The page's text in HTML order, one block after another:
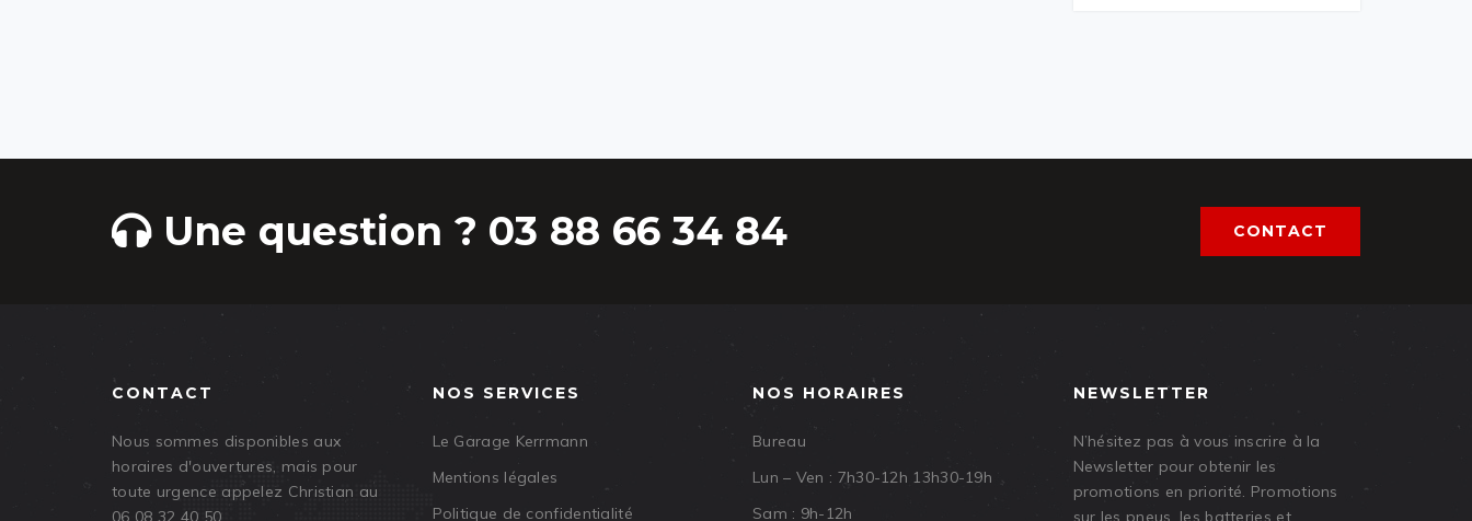
Une question ? 03 88 66 34 84 CONTACT
CONTACT
Nous sommes disponibles aux
horaires d'ouvertures, mais pour
toute urgence appelez Christian au
06 08 32 40 50
NOS SERVICES
Le Garage Kerrmann
Mentions légales
Politique de confidentialité
NOS HORAIRES
Bureau
Lun – Ven : 7h30-12h 13h30-19h
Sam : 9h-12h
NEWSLETTER
N’hésitez pas à vous inscrire à la
Newsletter pour obtenir les
promotions en priorité. Promotions
sur les pneus, les batteries et